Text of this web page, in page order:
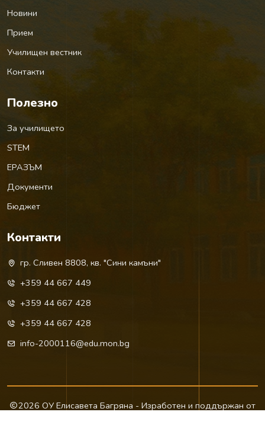
Новини
Прием
Училищен вестник
Контакти
Полезно
За училището
STEM
ЕРАЗЪМ
Документи
Бюджет
Контакти
гр. Сливен 8808, кв. "Сини камъни"
+359 44 667 449
+359 44 667 428
+359 44 667 428
info-2000116@edu.mon.bg
2026 ОУ Елисавета Багряна - Изработен и поддържан от